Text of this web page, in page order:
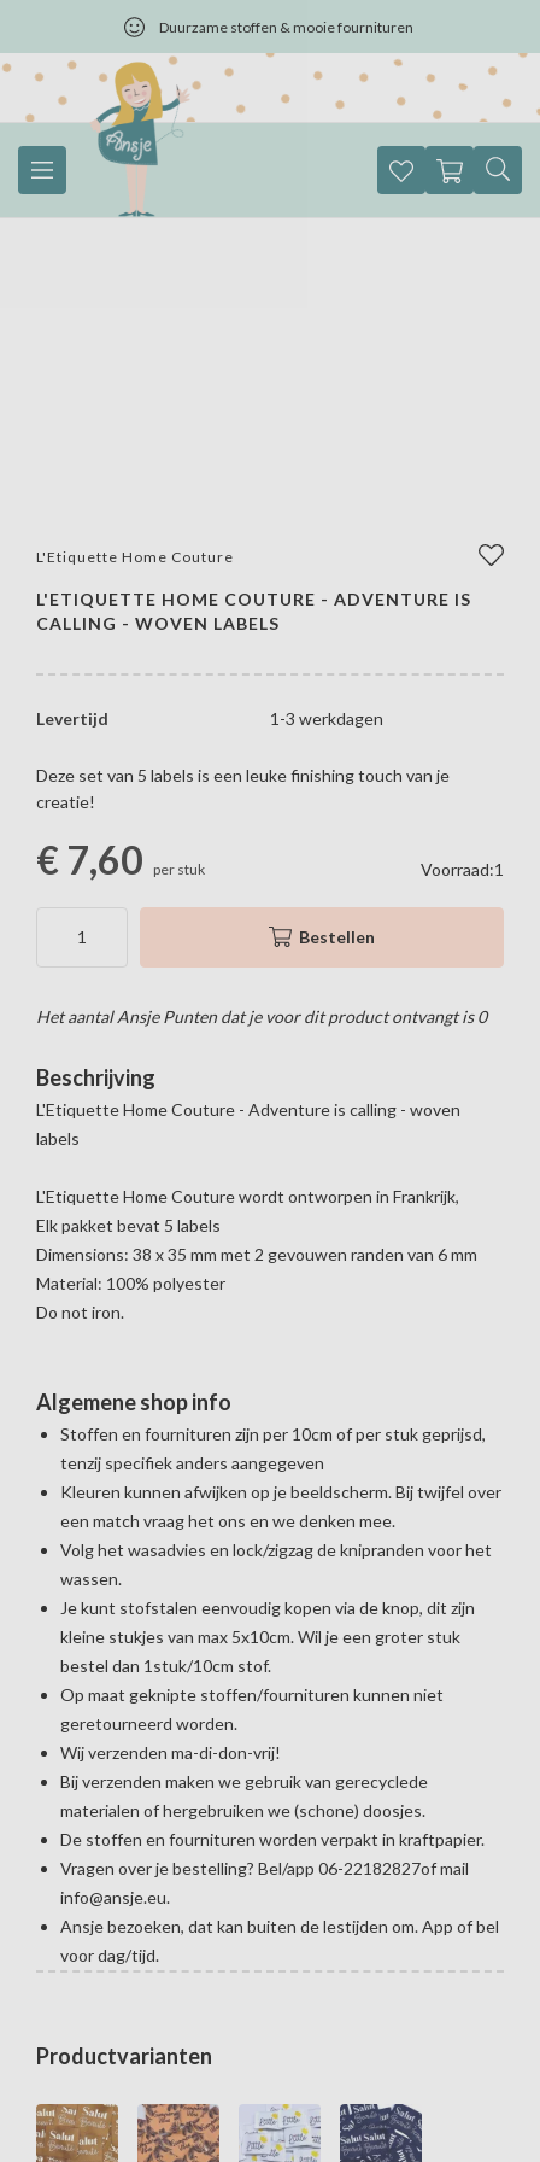
Duurzame stoffen & mooie fournituren
L'Etiquette Home Couture
L'ETIQUETTE HOME COUTURE - ADVENTURE IS
CALLING - WOVEN LABELS
Levertijd 1-3 werkdagen
Deze set van 5 labels is een leuke finishing touch van je
creatie!
€ 7,60 per stuk Voorraad:1
Bestellen
Het aantal Ansje Punten dat je voor dit product ontvangt is0
Beschrijving
L'Etiquette Home Couture - Adventure is calling - woven
labels
L'Etiquette Home Couture wordt ontworpen in Frankrijk,
Elk pakket bevat 5 labels
Dimensions: 38 x 35 mm met 2 gevouwen randen van 6 mm
Material: 100% polyester
Do not iron.
Algemene shop info
Stoffen en fournituren zijn per 10cm of per stuk geprijsd,
tenzij specifiek anders aangegeven
Kleuren kunnen afwijken op je beeldscherm. Bij twijfel over
een match vraag het ons en we denken mee.
Volg het wasadvies en lock/zigzag de knipranden voor het
wassen.
Je kunt stofstalen eenvoudig kopen via de knop, dit zijn
kleine stukjes van max 5x10cm. Wil je een groter stuk
bestel dan 1stuk/10cm stof.
Op maat geknipte stoffen/fournituren kunnen niet
geretourneerd worden.
Wij verzenden ma-di-don-vrij!
Bij verzenden maken we gebruik van gerecyclede
materialen of hergebruiken we (schone) doosjes.
De stoffen en fournituren worden verpakt in kraftpapier.
Vragen over je bestelling? Bel/app 06-22182827of mail
info@ansje.eu.
Ansje bezoeken, dat kan buiten de lestijden om. App of bel
voor dag/tijd.
Productvarianten